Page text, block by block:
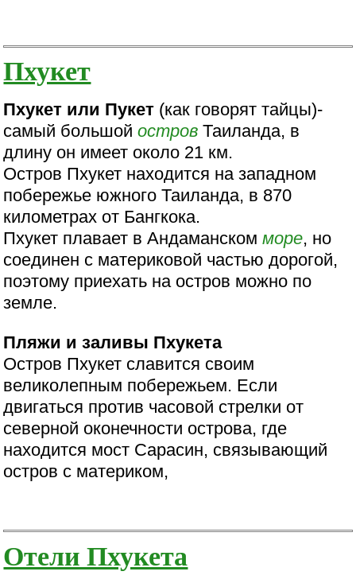
Пхукет
Пхукет или Пукет (как говорят тайцы)-
самый большойостров Таиланда, в
длину он имеет около 21 км.
Остров Пхукет находится на западном
побережье южного Таиланда, в 870
километрах от Бангкока.
Пхукет плавает в Андаманскомморе, но
соединен с материковой частью дорогой,
поэтому приехать на остров можно по
земле.
Пляжи и заливы Пхукета
Остров Пхукет славится своим
великолепным побережьем. Если
двигаться против часовой стрелки от
северной оконечности острова, где
находится мост Сарасин, связывающий
остров с материком,
Отели Пхукета